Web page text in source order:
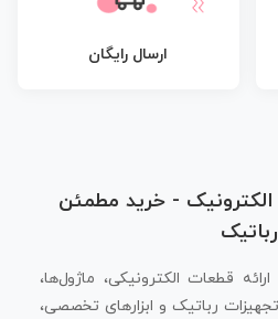
ارسال رایگان
الکترونیک - خرید مطمئن
قطعات الکترونیکی، ماژول‌ها،
رباتیک و ابزارهای تخصصی،